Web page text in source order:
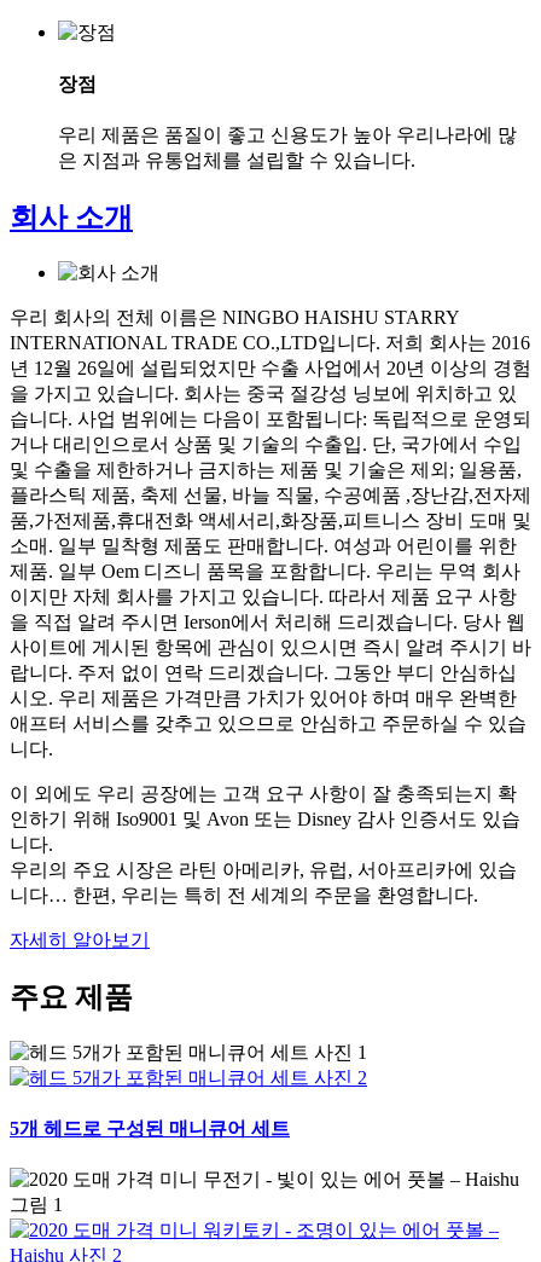
장점
우리 제품은 품질이 좋고 신용도가 높아 우리나라에 많
은 지점과 유통업체를 설립할 수 있습니다.
회사 소개
우리 회사의 전체 이름은 NINGBO HAISHU STARRY
INTERNATIONAL TRADE CO.,LTD입니다. 저희 회사는 2016
년 12월 26일에 설립되었지만 수출 사업에서 20년 이상의 경험
을 가지고 있습니다. 회사는 중국 절강성 닝보에 위치하고 있
습니다. 사업 범위에는 다음이 포함됩니다: 독립적으로 운영되
거나 대리인으로서 상품 및 기술의 수출입. 단, 국가에서 수입
및 수출을 제한하거나 금지하는 제품 및 기술은 제외; 일용품,
플라스틱 제품, 축제 선물, 바늘 직물, 수공예품 ,장난감,전자제
품,가전제품,휴대전화 액세서리,화장품,피트니스 장비 도매 및
소매. 일부 밀착형 제품도 판매합니다. 여성과 어린이를 위한
제품. 일부 Oem 디즈니 품목을 포함합니다. 우리는 무역 회사
이지만 자체 회사를 가지고 있습니다. 따라서 제품 요구 사항
을 직접 알려 주시면 Ierson에서 처리해 드리겠습니다. 당사 웹
사이트에 게시된 항목에 관심이 있으시면 즉시 알려 주시기 바
랍니다. 주저 없이 연락 드리겠습니다. 그동안 부디 안심하십
시오. 우리 제품은 가격만큼 가치가 있어야 하며 매우 완벽한
애프터 서비스를 갖추고 있으므로 안심하고 주문하실 수 있습
니다.
이 외에도 우리 공장에는 고객 요구 사항이 잘 충족되는지 확
인하기 위해 Iso9001 및 Avon 또는 Disney 감사 인증서도 있습
니다.
우리의 주요 시장은 라틴 아메리카, 유럽, 서아프리카에 있습
니다… 한편, 우리는 특히 전 세계의 주문을 환영합니다.
자세히 알아보기
주요 제품
5개 헤드로 구성된 매니큐어 세트